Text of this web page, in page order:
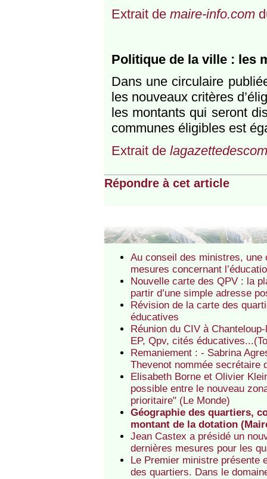
Extrait de maire-info.com
Politique de la ville : les
Dans une circulaire
les nouveaux critères
les montants qui seront
communes éligibles est
Extrait de
Répondre à cet article
Au conseil des ministres,
mesures concernant
Nouvelle carte des QPV : la
partir d’une simple adresse
Révision de la carte des
éducatives
Réunion du CIV à
EP, Qpv, cités
Remaniement : - Sabrina
Thevenot nommée secrétaire
Elisabeth Borne et Olivier
possible entre le nouveau
prioritaire" (Le Monde)
Géographie des quartiers,
montant de la dotation
Jean Castex a présidé un
dernières mesures pour les
Le Premier ministre présente
des quartiers. Dans le